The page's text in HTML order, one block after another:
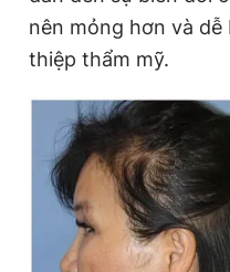
Quảng cáo
Phó tổng biên tập thường
Phó tổng biên tập: Lâm Hiếu
Phó tổng biên tập: Trần Việt
Tổng thư ký tòa soạn: Đức
Giấy phép xuất bản số 110/
© 2003-2026 Bản quyền
chép dưới mọi hình thức
bản. Phát triển bởi ePi
nên mỏng hơn và dễ
thiệp thẩm mỹ.